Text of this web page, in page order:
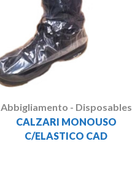
Abbigliamento - Disposables
CALZARI MONOUSO
C/ELASTICO CAD